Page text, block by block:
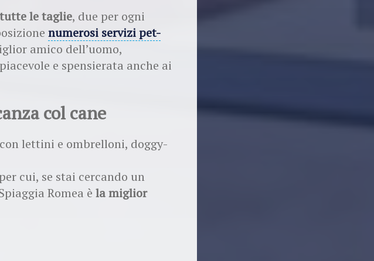
tutte le taglie, due per ogni
numerosi servizi pet-
amico dell’uomo,
e spensierata anche ai
col cane
con lettini e ombrelloni, doggy-
cui, se stai cercando un
Romea è la miglior